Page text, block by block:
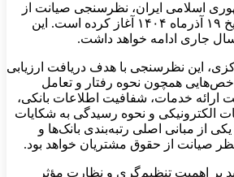
اسلامی ایران، نظرسنجی صیانت از
مشتریان بانکی را از تاریخ ۱۹ آذرماه ۱۴۰۴ آغاز کرده است. این
این نظرسنجی با هدف دریافت ارزیابی
همچون نحوه رفتار و تعامل
ارائه خدمات، شفافیت اطلاعات بانکی،
الکترونیکی و نحوه رسیدگی به شکایات
از مبانی اصلی رتبه‌بندی بانک‌ها و
صیانت از حقوق مشتریان خواهد بود.
بر اهمیت تنظیم‌گری و نظارت مؤثر